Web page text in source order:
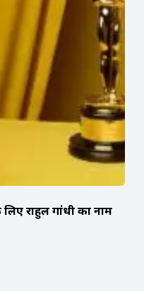
राहुल गांधी का नाम